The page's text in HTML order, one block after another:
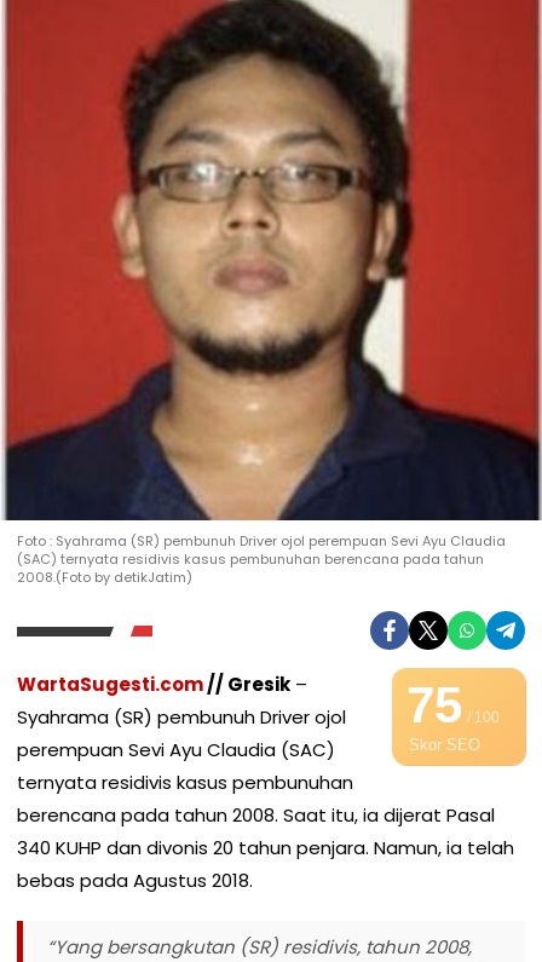
Foto : Syahrama (SR) pembunuh Driver ojol perempuan Sevi Ayu Claudia
(SAC) ternyata residivis kasus pembunuhan berencana pada tahun
2008.(Foto by detikJatim)
75/ 100
Skor SEO
WartaSugesti.com// Gresik –
Syahrama (SR) pembunuh Driver ojol
perempuan Sevi Ayu Claudia (SAC)
ternyata residivis kasus pembunuhan
berencana pada tahun 2008. Saat itu, ia dijerat Pasal
340 KUHP dan divonis 20 tahun penjara. Namun, ia telah
bebas pada Agustus 2018.
“Yang bersangkutan (SR) residivis, tahun 2008,